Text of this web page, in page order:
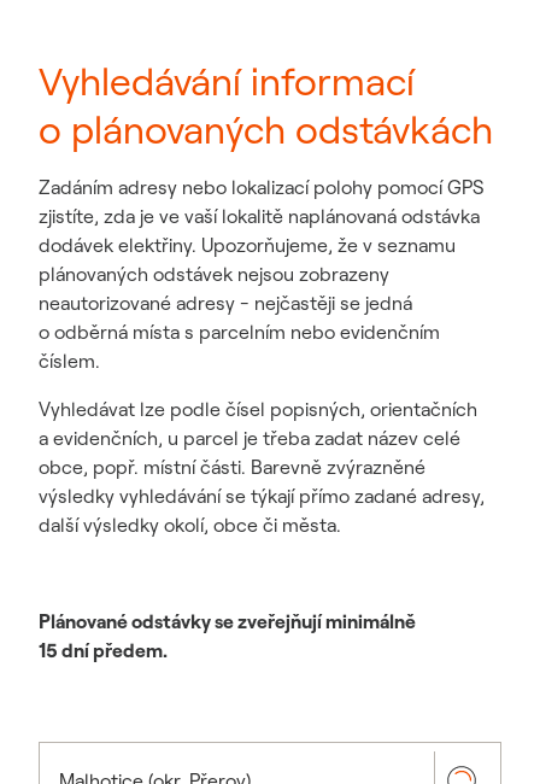
Vyhledávání informací
o plánovaných odstávkách
Zadáním adresy nebo lokalizací polohy pomocí GPS
zjistíte, zda je ve vaší lokalitě naplánovaná odstávka
dodávek elektřiny. Upozorňujeme, že v seznamu
plánovaných odstávek nejsou zobrazeny
neautorizované adresy - nejčastěji se jedná
o odběrná místa s parcelním nebo evidenčním
číslem.
Vyhledávat lze podle čísel popisných, orientačních
a evidenčních, u parcel je třeba zadat název celé
obce, popř. místní části. Barevně zvýrazněné
výsledky vyhledávání se týkají přímo zadané adresy,
další výsledky okolí, obce či města.
Plánované odstávky se zveřejňují minimálně
15 dní předem.